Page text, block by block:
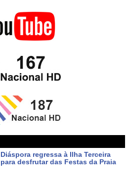
Diáspora regressa à Ilha Terceira
para desfrutar das Festas da Praia